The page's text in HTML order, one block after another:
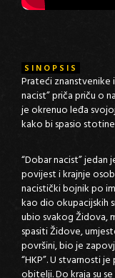
SINOPSIS
Prateći znanstvenike
nacist” priča priču o
je okrenuo leđa
kako bi spasio
“Dobar nacist”
povijest i krajnje
nacistički bojnik po
kao dio okupacijskih
ubio svakog Židova,
spasiti Židove,
površini, bio je
“HKP”. U stvarnosti